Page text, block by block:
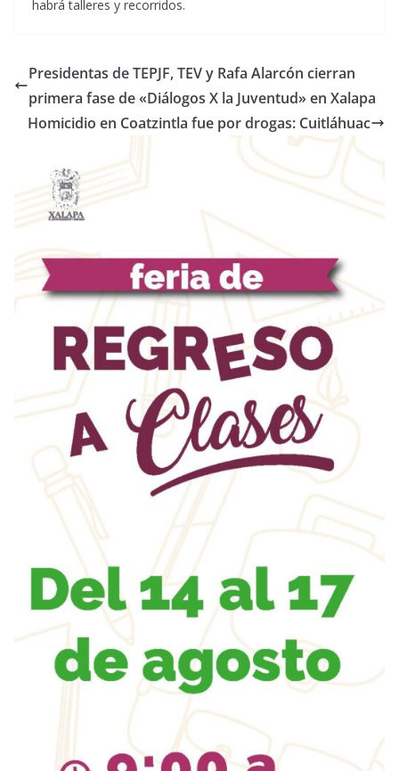
habrá talleres y recorridos.
Presidentas de TEPJF, TEV y Rafa Alarcón cierran
primera fase de «Diálogos X la Juventud» en Xalapa
Homicidio en Coatzintla fue por drogas: Cuitláhuac